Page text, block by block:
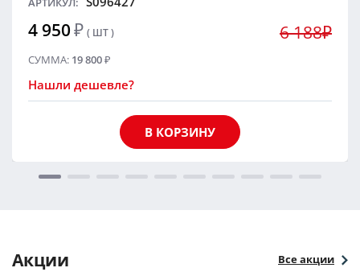
4 950₽ ( ШТ ) 6 188₽
СУММА: 19 800₽
Нашли дешевле?
В КОРЗИНУ
Акции Все акции